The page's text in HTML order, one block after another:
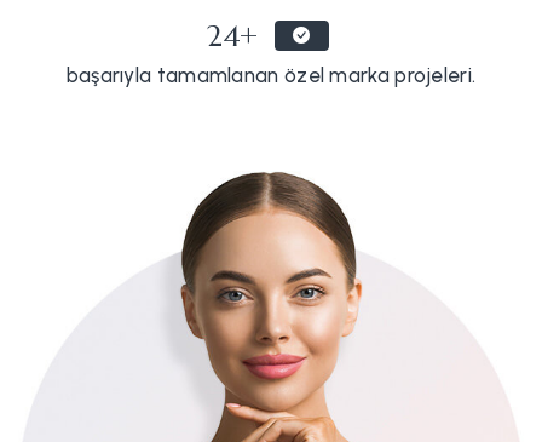
24+
başarıyla tamamlanan özel marka projeleri.